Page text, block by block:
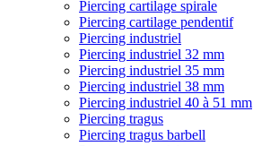
Piercing cartilage spirale
Piercing cartilage pendentif
Piercing industriel
Piercing industriel 32 mm
Piercing industriel 35 mm
Piercing industriel 38 mm
Piercing industriel 40 à 51 mm
Piercing tragus
Piercing tragus barbell